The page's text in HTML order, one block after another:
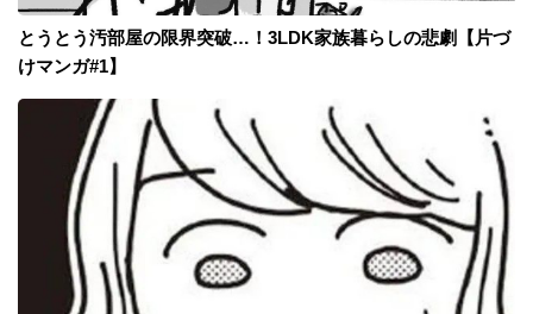
とうとう汚部屋の限界突破…！3LDK家族暮らしの悲劇【片づ
けマンガ#1】